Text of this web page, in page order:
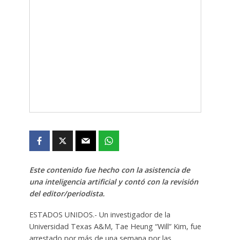
Este contenido fue hecho con la asistencia de
una inteligencia artificial y contó con la revisión
del editor/periodista.
ESTADOS UNIDOS.- Un investigador de la
Universidad Texas A&M, Tae Heung “Will” Kim, fue